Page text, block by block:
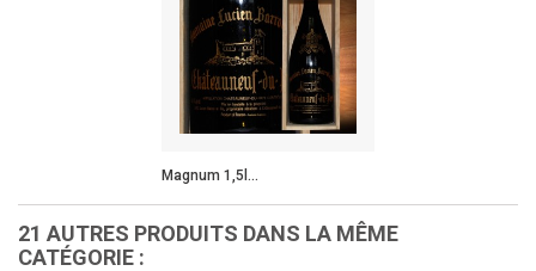
Magnum 1,5l...
21 AUTRES PRODUITS DANS LA MÊME
CATÉGORIE :